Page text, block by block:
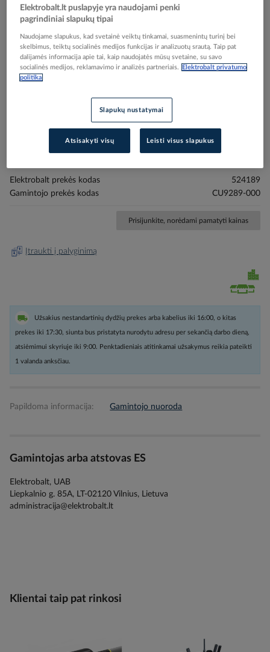
Vamzdelis termosusitraukiantis su klijais 24.0-
6.0mm juodas L-1m WCSM-24/6-1000/S(S20) -
Elektrobalt prekės kodas
524189
Gamintojo prekės kodas
CU9289-000
Prisijunkite, norėdami pamatyti kainas
Įtraukti į palyginimą
Užsakius nestandartinių dydžių prekes arba kabelius iki 16:00, o kitas
prekes iki 17:30, siunta bus pristatyta nurodytu adresu per sekančią darbo dieną,
atsiėmimui skyriuje iki 9:00. Penktadieniais atitinkamai užsakymus reikia pateikti
1 valanda anksčiau.
Papildoma informacija: Gamintojo nuoroda
Gamintojas arba atstovas ES
Elektrobalt, UAB
Liepkalnio g. 85A, LT-02120 Vilnius, Lietuva
administracija@elektrobalt.lt
Klientai taip pat rinkosi
Elektrobalt.lt puslapyje yra naudojami penki
pagrindiniai slapukų tipai
Naudojame slapukus, kad svetainė veiktų tinkamai, suasmenintų turinį bei
skelbimus, teiktų socialinės medijos funkcijas ir analizuotų srautą. Taip pat
dalijamės informacija apie tai, kaip naudojatės mūsų svetaine, su savo
socialinės medijos, reklamavimo ir analizės partneriais.
Elektrobalt privatumo
politika
Slapukų nustatymai
Atsisakyti visų Leisti visus slapukus